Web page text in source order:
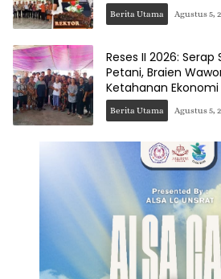
Berita Utama Agustus 5,
Reses II 2026:
Petani, Braien
Ketahanan Ekonomi
Berita Utama Agustus 5,